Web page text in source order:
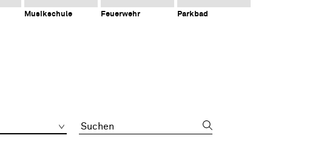
Musikschule Feuerwehr Parkbad
Suchbegriff